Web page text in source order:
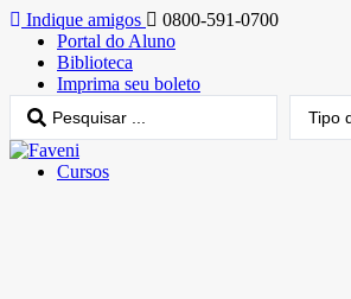
Indique amigos
0800-591-0700
Portal do Aluno
Biblioteca
Imprima seu boleto
Cursos